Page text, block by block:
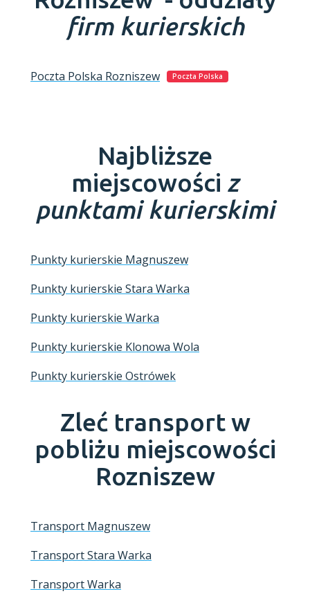
firm kurierskich
Poczta Polska Rozniszew Poczta Polska
Najbliższe
miejscowości z
punktami kurierskimi
Punkty kurierskie Magnuszew
Punkty kurierskie Stara Warka
Punkty kurierskie Warka
Punkty kurierskie Klonowa Wola
Punkty kurierskie Ostrówek
Zleć transport w
pobliżu miejscowości
Rozniszew
Transport Magnuszew
Transport Stara Warka
Transport Warka